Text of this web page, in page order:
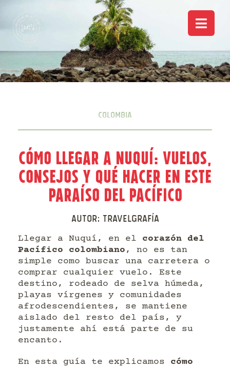
Colombia
Cómo llegar a Nuquí: vuelos,
consejos y qué hacer en este
paraíso del Pacífico
Autor: Travelgrafía
Llegar a Nuquí, en el corazón del
Pacífico colombiano , no es tan
simple como buscar una carretera o
comprar cualquier vuelo. Este
destino, rodeado de selva húmeda,
playas vírgenes y comunidades
afrodescendientes, se mantiene
aislado del resto del país, y
justamente ahí está parte de su
encanto.
En esta guía te explicamos cómo